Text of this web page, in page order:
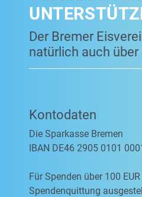
Der Bremer
natürlich auch über
Kontodaten
Die Sparkasse Bremen
IBAN DE46 2905 0101
Für Spenden über 100
Spendenquittung